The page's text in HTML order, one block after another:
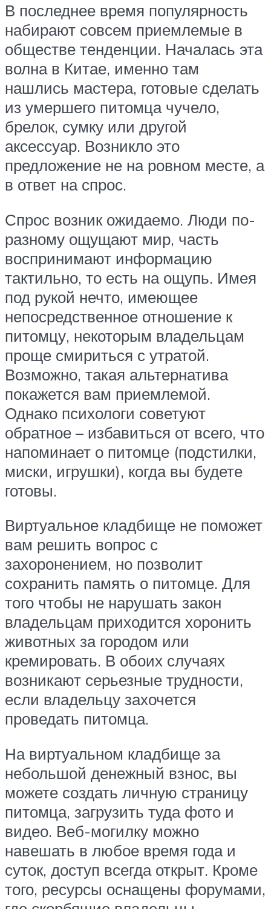
В последнее время популярность
набирают совсем приемлемые в
обществе тенденции. Началась эта
волна в Китае, именно там
нашлись мастера, готовые сделать
из умершего питомца чучело,
брелок, сумку или другой
аксессуар. Возникло это
предложение не на ровном месте, а
в ответ на спрос.
Спрос возник ожидаемо. Люди по-
разному ощущают мир, часть
воспринимают информацию
тактильно, то есть на ощупь. Имея
под рукой нечто, имеющее
непосредственное отношение к
питомцу, некоторым владельцам
проще смириться с утратой.
Возможно, такая альтернатива
покажется вам приемлемой.
Однако психологи советуют
обратное – избавиться от всего, что
напоминает о питомце (подстилки,
миски, игрушки), когда вы будете
готовы.
Виртуальное кладбище не поможет
вам решить вопрос с
захоронением, но позволит
сохранить память о питомце. Для
того чтобы не нарушать закон
владельцам приходится хоронить
животных за городом или
кремировать. В обоих случаях
возникают серьезные трудности,
если владельцу захочется
проведать питомца.
На виртуальном кладбище за
небольшой денежный взнос, вы
можете создать личную страницу
питомца, загрузить туда фото и
видео. Веб-могилку можно
навешать в любое время года и
суток, доступ всегда открыт. Кроме
того, ресурсы оснащены форумами,